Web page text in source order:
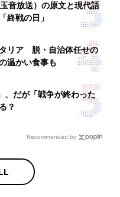
音放送）の原文と現代語
終戦の日」
リア 脱・自治体任せの
温かい食事も
、だが「戦争が終わった
？
Recommended by